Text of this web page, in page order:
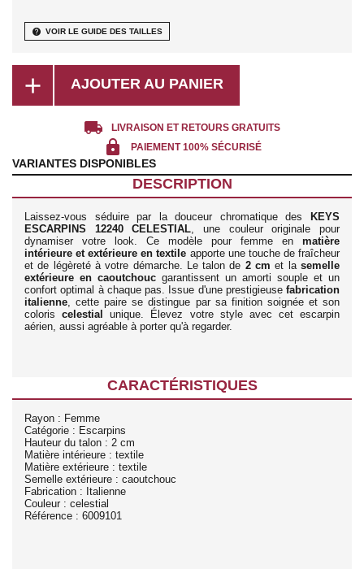
help VOIR LE GUIDE DES TAILLES
add AJOUTER AU PANIER
local_shipping LIVRAISON ET RETOURS GRATUITS
lock PAIEMENT 100% SÉCURISÉ
VARIANTES DISPONIBLES
DESCRIPTION
Laissez-vous séduire par la douceur chromatique des KEYS
ESCARPINS 12240 CELESTIAL , une couleur originale pour
dynamiser votre look. Ce modèle pour femme en matière
intérieure et extérieure en textile apporte une touche de fraîcheur
et de légèreté à votre démarche. Le talon de 2 cm et lasemelle
extérieure en caoutchouc garantissent un amorti souple et un
confort optimal à chaque pas. Issue d'une prestigieuse fabrication
italienne , cette paire se distingue par sa finition soignée et son
coloriscelestial unique. Élevez votre style avec cet escarpin
aérien, aussi agréable à porter qu'à regarder.
CARACTÉRISTIQUES
Rayon : Femme
Catégorie : Escarpins
Hauteur du talon : 2 cm
Matière intérieure : textile
Matière extérieure : textile
Semelle extérieure : caoutchouc
Fabrication : Italienne
Couleur : celestial
Référence : 6009101